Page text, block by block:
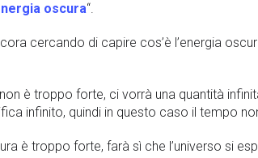
oscura“.
cercando di capire cos’è l’energia
è troppo forte, ci vorrà una quantità
infinito, quindi in questo caso il tempo
è troppo forte, farà sì che l’universo si